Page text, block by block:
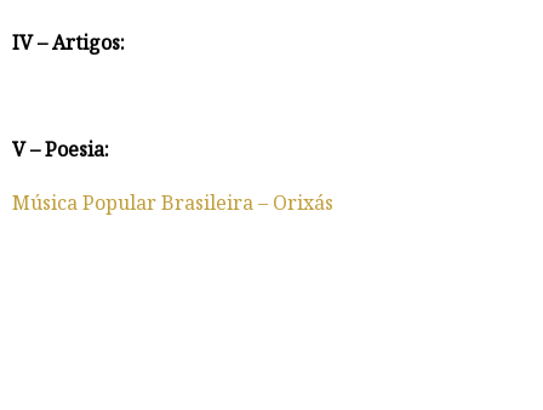
IV – Artigos:
V – Poesia:
Música Popular Brasileira – Orixás